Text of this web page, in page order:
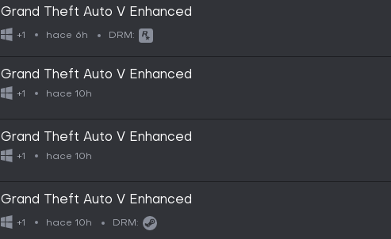
Grand Theft Auto V Enhanced
+1 hace 6h DRM:
Grand Theft Auto V Enhanced
+1 hace 10h
Grand Theft Auto V Enhanced
+1 hace 10h
Grand Theft Auto V Enhanced
+1 hace 10h DRM: